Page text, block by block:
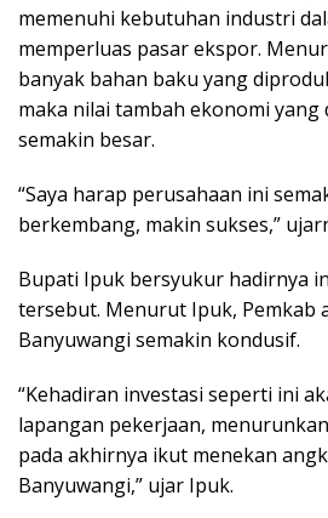
memenuhi kebutuhan industri
memperluas pasar ekspor.
banyak bahan baku yang
maka nilai tambah ekonomi yang
semakin besar.
“Saya harap perusahaan ini
berkembang, makin sukses,”
Bupati Ipuk bersyukur hadirnya
tersebut. Menurut Ipuk, Pemkab
Banyuwangi semakin kondusif.
“Kehadiran investasi seperti ini
lapangan pekerjaan,
pada akhirnya ikut menekan
Banyuwangi,” ujar Ipuk.